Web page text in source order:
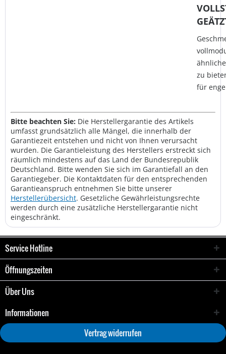
zu
für
Bitte beachten Sie: Die Herstellergarantie des Artikels
umfasst grundsätzlich alle Mängel, die innerhalb der
Garantiezeit entstehen und nicht von Ihnen verursacht
wurden. Die Garantieleistung des Herstellers erstreckt sich
räumlich mindestens auf das Land der Bundesrepublik
Deutschland. Bitte wenden Sie sich im Garantiefall an den
Garantiegeber. Die Kontaktdaten für den entsprechenden
Garantieanspruch entnehmen Sie bitte unserer
Herstellerübersicht. Gesetzliche Gewährleistungsrechte
werden durch eine zusätzliche Herstellergarantie nicht
eingeschränkt.
Service Hotline
Öffnungszeiten
Über Uns
Informationen
Vertrag widerrufen